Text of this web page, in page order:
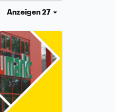
Anzeigen 27